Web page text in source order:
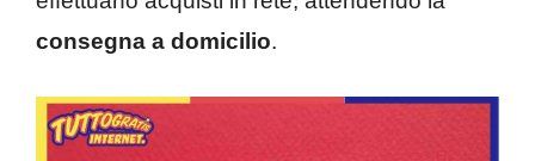
consegna a domicilio.